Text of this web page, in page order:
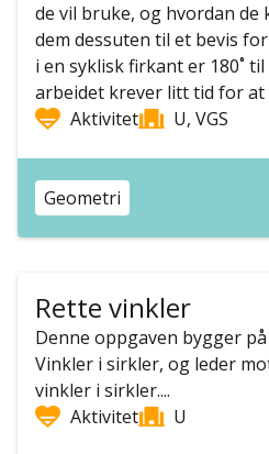
de vil bruke, og hvordan de
dem dessuten til et bevis
i en syklisk firkant er 180˚
arbeidet krever litt tid for at
Aktivitet
U, VGS
Geometri
Rette vinkler
Denne oppgaven bygger
Vinkler i sirkler, og leder
vinkler i sirkler....
Aktivitet
U